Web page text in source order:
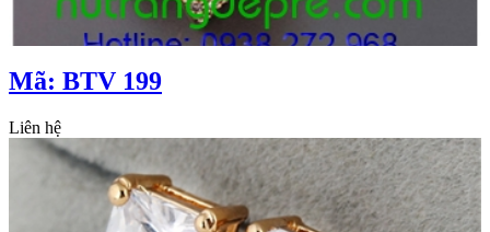
Mã: BTV 199
Liên hệ